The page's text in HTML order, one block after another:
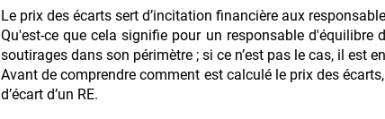
Le prix des écarts sert d’incitation financière aux
Qu'est-ce que cela signifie pour un responsable
soutirages dans son périmètre ; si ce n’est pas le cas, il est
Avant de comprendre comment est calculé le prix des
d’écart d’un RE.